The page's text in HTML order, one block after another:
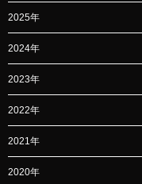
2025年
2024年
2023年
2022年
2021年
2020年